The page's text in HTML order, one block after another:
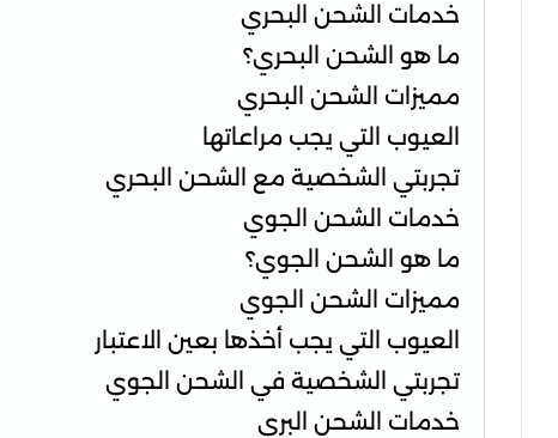
خدمات الشحن البحري
ما هو الشحن البحري؟
مميزات الشحن البحري
العيوب التي يجب مراعاتها
تجربتي الشخصية مع الشحن البحري
خدمات الشحن الجوي
ما هو الشحن الجوي؟
مميزات الشحن الجوي
العيوب التي يجب أخذها بعين الاعتبار
تجربتي الشخصية في الشحن الجوي
خدمات الشحن البري